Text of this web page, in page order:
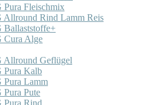
Fleischmix
Rind Lamm Reis
Alge
Geflügel
Kalb
Lamm
Pute
Rind